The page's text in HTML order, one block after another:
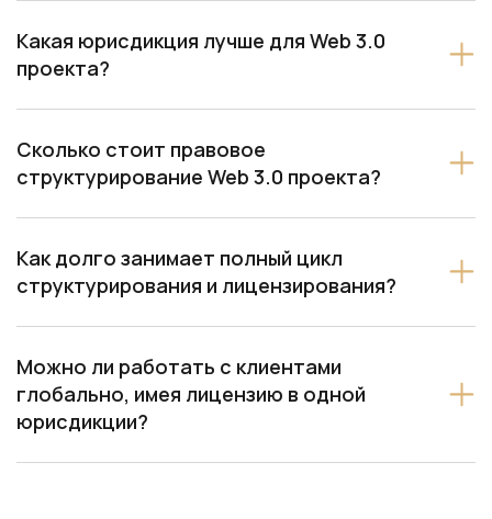
Какая юрисдикция лучше для Web 3.0
проекта?
Сколько стоит правовое
структурирование Web 3.0 проекта?
Как долго занимает полный цикл
структурирования и лицензирования?
Можно ли работать с клиентами
глобально, имея лицензию в одной
юрисдикции?